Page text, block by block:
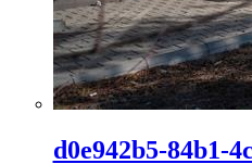
d0e942b5-84b1-